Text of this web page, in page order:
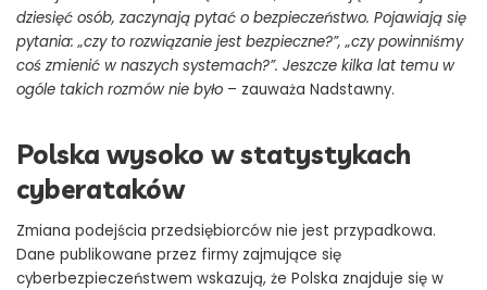
dziesięć osób, zaczynają pytać o bezpieczeństwo. Pojawiają się
pytania: „czy to rozwiązanie jest bezpieczne?”, „czy powinniśmy
coś zmienić w naszych systemach?”. Jeszcze kilka lat temu w
ogóle takich rozmów nie było – zauważa Nadstawny.
Polska wysoko w statystykach
cyberataków
Zmiana podejścia przedsiębiorców nie jest przypadkowa.
Dane publikowane przez firmy zajmujące się
cyberbezpieczeństwem wskazują, że Polska znajduje się w